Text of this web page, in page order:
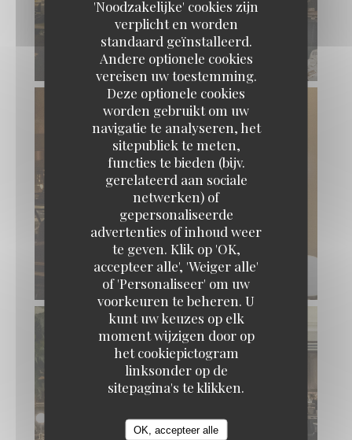
'Noodzakelijke' cookies zijn
verplicht en worden
standaard geïnstalleerd.
Andere optionele cookies
vereisen uw toestemming.
Deze optionele cookies
worden gebruikt om uw
navigatie te analyseren, het
sitepubliek te meten,
functies te bieden (bijv.
gerelateerd aan sociale
netwerken) of
gepersonaliseerde
advertenties of inhoud weer
te geven. Klik op 'OK,
accepteer alle', 'Weiger alle'
of 'Personaliseer' om uw
voorkeuren te beheren. U
kunt uw keuzes op elk
moment wijzigen door op
het cookiepictogram
linksonder op de
sitepagina's te klikken.
OK, accepteer alle